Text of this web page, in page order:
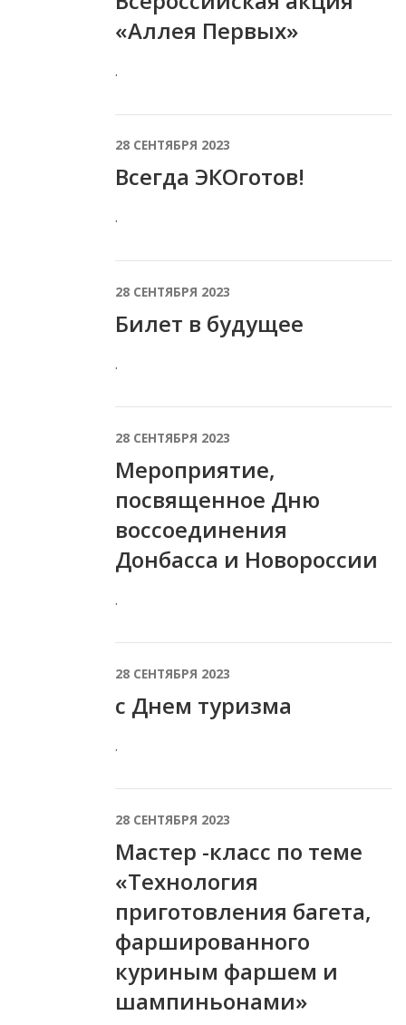
«Аллея Первых»
.
28 СЕНТЯБРЯ 2023
Всегда ЭКОготов!
.
28 СЕНТЯБРЯ 2023
Билет в будущее
.
28 СЕНТЯБРЯ 2023
Мероприятие,
посвященное Дню
воссоединения
Донбасса и Новороссии
.
28 СЕНТЯБРЯ 2023
с Днем туризма
.
28 СЕНТЯБРЯ 2023
Мастер -класс по теме
«Технология
приготовления багета,
фаршированного
куриным фаршем и
шампиньонами»